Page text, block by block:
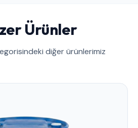
Ürünler
diğer ürünlerimiz